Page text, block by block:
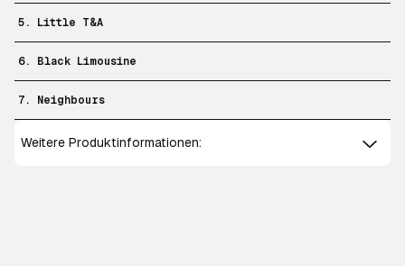
5. Little T&A
6. Black Limousine
7. Neighbours
Weitere Produktinformationen: